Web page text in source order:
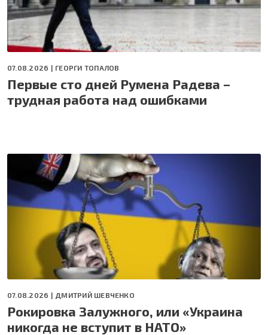
07.08.2026 | ГЕОРГИ ТОПАЛОВ
Первые сто дней Румена Радева –
трудная работа над ошибками
07.08.2026 | ДМИТРИЙ ШЕВЧЕНКО
Рокировка Залужного, или «Украина
никогда не вступит в НАТО»